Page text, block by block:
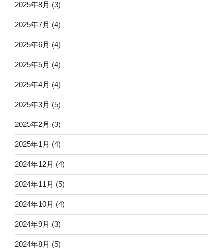
2025年8月 (3)
2025年7月 (4)
2025年6月 (4)
2025年5月 (4)
2025年4月 (4)
2025年3月 (5)
2025年2月 (3)
2025年1月 (4)
2024年12月 (4)
2024年11月 (5)
2024年10月 (4)
2024年9月 (3)
2024年8月 (5)